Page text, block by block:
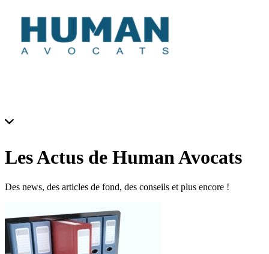
NOS OFFRES
Les Actus de Human Avocats
Des news, des articles de fond, des conseils et plus encore !